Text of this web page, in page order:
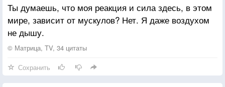
Ты думаешь, что моя реакция и сила здесь, в этом
мире, зависит от мускулов? Нет. Я даже воздухом
не дышу.
© Матрица, TV, 34 цитаты
Сохранить